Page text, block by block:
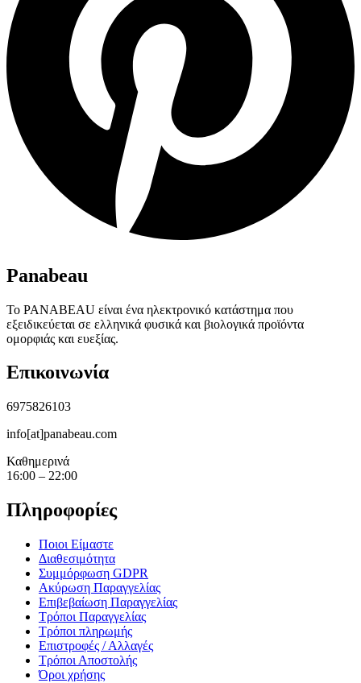
Panabeau
Το PANABEAU είναι ένα ηλεκτρονικό κατάστημα που
εξειδικεύεται σε ελληνικά φυσικά και βιολογικά προϊόντα
ομορφιάς και ευεξίας.
Επικοινωνία
6975826103
info[at]panabeau.com
Καθημερινά
16:00 – 22:00
Πληροφορίες
Ποιοι Είμαστε
Διαθεσιμότητα
Συμμόρφωση GDPR
Ακύρωση Παραγγελίας
Επιβεβαίωση Παραγγελίας
Τρόποι Παραγγελίας
Τρόποι πληρωμής
Επιστροφές / Αλλαγές
Τρόποι Αποστολής
Όροι χρήσης